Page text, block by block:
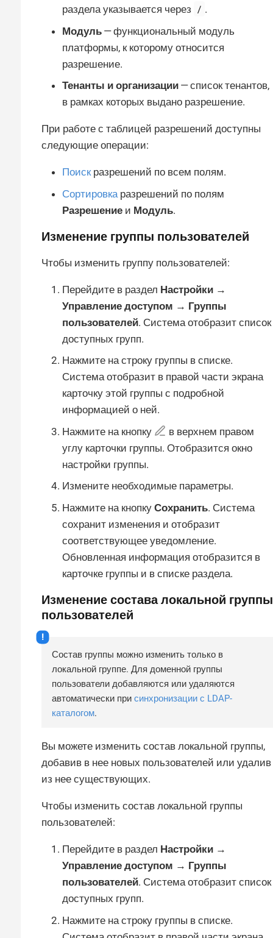
раздела указывается через / .
Модуль — функциональный модуль
платформы, к которому относится
разрешение.
Тенанты и организации — список тенантов,
в рамках которых выдано разрешение.
При работе с таблицей разрешений доступны
следующие операции:
Поискразрешений по всем полям.
Сортировка разрешений по полям
Разрешение и Модуль.
Изменение группы пользователей
Чтобы изменить группу пользователей:
Перейдите в раздел Настройки →
Управление доступом → Группы
пользователей. Система отобразит список
доступных групп.
Нажмите на строку группы в списке.
Система отобразит в правой части экрана
карточку этой группы с подробной
информацией о ней.
Нажмите на кнопку
в верхнем правом
углу карточки группы. Отобразится окно
настройки группы.
Измените необходимые параметры.
Нажмите на кнопку Сохранить. Система
сохранит изменения и отобразит
соответствующее уведомление.
Обновленная информация отобразится в
карточке группы и в списке раздела.
Изменение состава локальной группы
пользователей
Состав группы можно изменить только в
локальной группе. Для доменной группы
пользователи добавляются или удаляются
автоматически при синхронизации с LDAP-
каталогом.
Вы можете изменить состав локальной группы,
добавив в нее новых пользователей или удалив
из нее существующих.
Чтобы изменить состав локальной группы
пользователей:
Перейдите в раздел Настройки →
Управление доступом → Группы
пользователей. Система отобразит список
доступных групп.
Нажмите на строку группы в списке.